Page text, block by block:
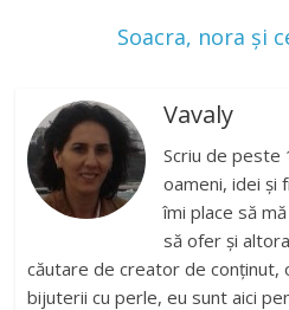
Soacra, nora și
Vavaly
Scriu de peste
oameni, idei și
îmi place să
să ofer și
căutare de creator de conținut,
bijuterii cu perle, eu sunt aici